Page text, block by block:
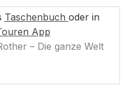
Taschenbuch oder in
App
– Die ganze Welt